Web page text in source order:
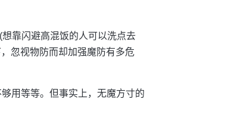
靠闪避高混饭的人可以洗点去
忽视物防而却加强魔防有多危
用等等。但事实上，无魔方寸的